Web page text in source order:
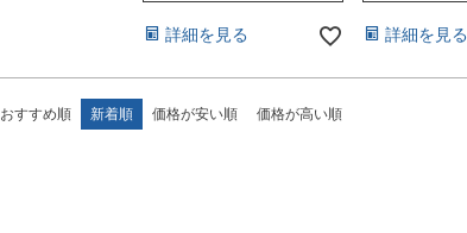
詳細を見る 詳細を見る
おすすめ順 新着順 価格が安い順 価格が高い順